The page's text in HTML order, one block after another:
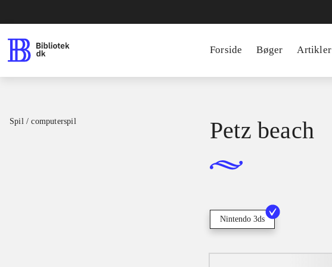
Forside Bøger Artikler
Spil / computerspil Petz beach
Nintendo 3ds